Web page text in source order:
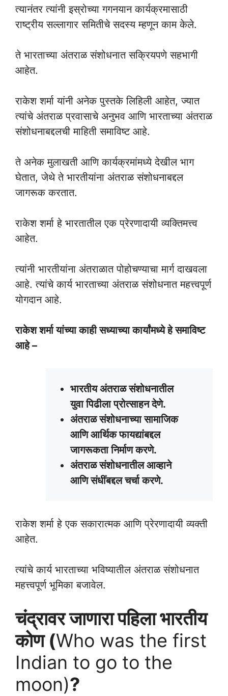
त्यानंतर त्यांनी इस्रोच्या गगनयान कार्यक्रमासाठी
राष्ट्रीय सल्लागार समितीचे सदस्य म्हणून काम केले.
ते भारताच्या अंतराळ संशोधनात सक्रियपणे सहभागी
आहेत.
राकेश शर्मा यांनी अनेक पुस्तके लिहिली आहेत, ज्यात
त्यांचे अंतराळ प्रवासाचे अनुभव आणि भारताच्या अंतराळ
संशोधनाबद्दलची माहिती समाविष्ट आहे.
ते अनेक मुलाखती आणि कार्यक्रमांमध्ये देखील भाग
घेतात, जेथे ते भारतीयांना अंतराळ संशोधनाबद्दल
जागरूक करतात.
राकेश शर्मा हे भारतातील एक प्रेरणादायी व्यक्तिमत्त्व
आहेत.
त्यांनी भारतीयांना अंतराळात पोहोचण्याचा मार्ग दाखवला
आहे. त्यांचे कार्य भारताच्या अंतराळ संशोधनात महत्त्वपूर्ण
योगदान आहे.
राकेश शर्मा यांच्या काही सध्याच्या कार्यांमध्ये हे समाविष्ट
आहे –
भारतीय अंतराळ संशोधनातील
युवा पिढीला प्रोत्साहन देणे.
अंतराळ संशोधनाच्या सामाजिक
आणि आर्थिक फायद्यांबद्दल
जागरूकता निर्माण करणे.
अंतराळ संशोधनातील आव्हाने
आणि संधींबद्दल चर्चा करणे.
राकेश शर्मा हे एक सकारात्मक आणि प्रेरणादायी व्यक्ती
आहेत.
त्यांचे कार्य भारताच्या भविष्यातील अंतराळ संशोधनात
महत्त्वपूर्ण भूमिका बजावेल.
चंद्रावर जाणारा पहिला भारतीय
कोण (Who was the first
Indian to go to the
moon)?